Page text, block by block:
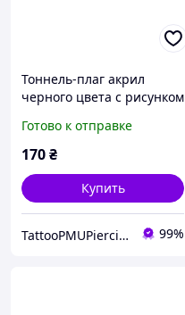
Тоннель-плаг акрил
черного цвета с рисунком
стразами по контуру
12мм UFTNJ04 10-2710
Готово к отправке
170₴
Купить
TattooPMUPiercing 99%